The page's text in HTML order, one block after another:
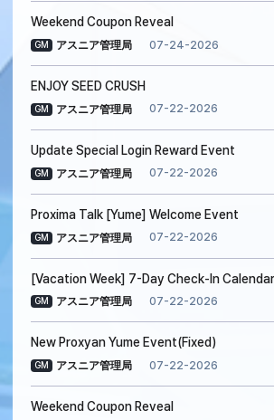
Weekend Coupon Reveal
GM アスニア管理局 07-24-2026
ENJOY SEED CRUSH
GM アスニア管理局 07-22-2026
Update Special Login Reward Event
GM アスニア管理局 07-22-2026
Proxima Talk [Yume] Welcome Event
GM アスニア管理局 07-22-2026
[Vacation Week] 7-Day Check-In
GM アスニア管理局 07-22-2026
New Proxyan Yume Event(Fixed)
GM アスニア管理局 07-22-2026
Weekend Coupon Reveal